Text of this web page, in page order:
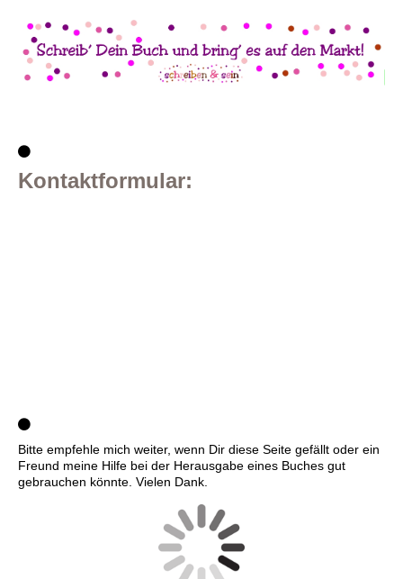
Kontaktformular:
Bitte empfehle mich weiter, wenn Dir diese Seite gefällt oder ein
Freund meine Hilfe bei der Herausgabe eines Buches gut
gebrauchen könnte. Vielen Dank.